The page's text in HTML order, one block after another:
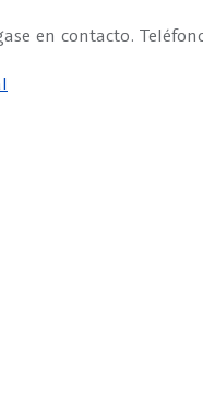
en contacto.